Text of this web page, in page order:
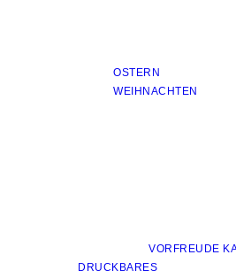
OSTERN
WEIHNACHTEN
VORFREUDE
DRUCKBARES